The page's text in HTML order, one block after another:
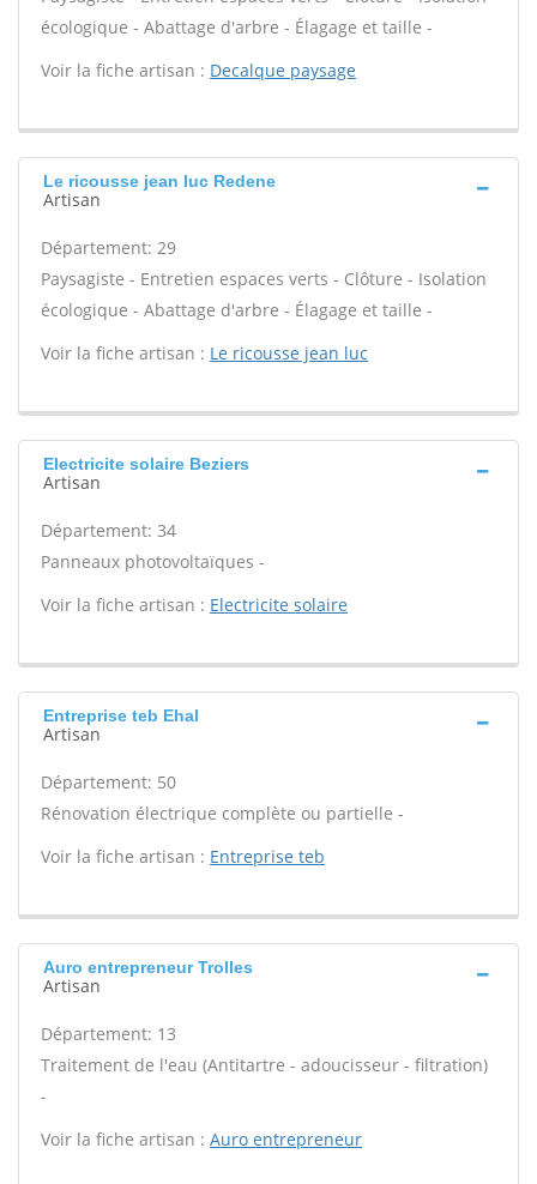
écologique - Abattage d'arbre - Élagage et taille -
Voir la fiche artisan : Decalque paysage
Le ricousse jean luc Redene
Artisan
Département: 29
Paysagiste - Entretien espaces verts - Clôture - Isolation
écologique - Abattage d'arbre - Élagage et taille -
Voir la fiche artisan : Le ricousse jean luc
Electricite solaire Beziers
Artisan
Département: 34
Panneaux photovoltaïques -
Voir la fiche artisan : Electricite solaire
Entreprise teb Ehal
Artisan
Département: 50
Rénovation électrique complète ou partielle -
Voir la fiche artisan : Entreprise teb
Auro entrepreneur Trolles
Artisan
Département: 13
Traitement de l'eau (Antitartre - adoucisseur - filtration)
-
Voir la fiche artisan : Auro entrepreneur